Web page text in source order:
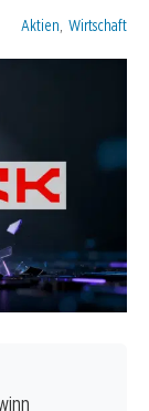
Kategorien:
Aktien Wirtschaft